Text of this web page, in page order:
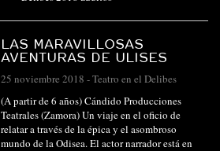
LAS MARAVILLOSAS
AVENTURAS DE ULISES
25 noviembre 2018 -Teatro en el Delibes
(A partir de 6 años) Cándido Producciones
Teatrales (Zamora) Un viaje en el oficio de
relatar a través de la épica y el asombroso
mundo de la Odisea. El actor narrador está en